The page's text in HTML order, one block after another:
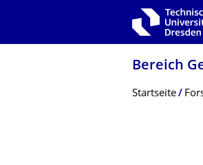
Zur Hauptnavigation springen
Bereich
Breadcrumb-
Startseite